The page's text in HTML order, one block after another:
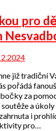
pro
přátel
již tradiční
pořádá
za
a
i
pro…